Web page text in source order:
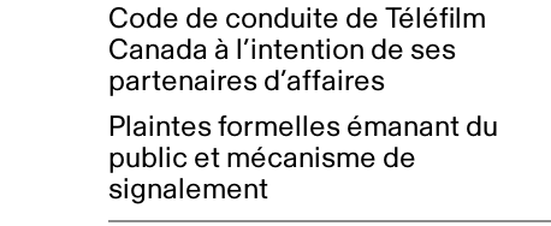
Code de conduite de Téléfilm
Canada à l’intention de ses
partenaires d’affaires
Plaintes formelles émanant du
public et mécanisme de
signalement